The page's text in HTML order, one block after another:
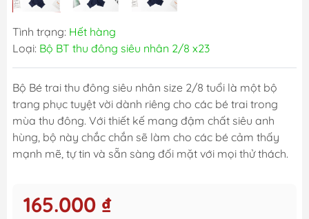
Tình trạng: Hết hàng
Loại: Bộ BT thu đông siêu nhân 2/8 x23
Bộ Bé trai thu đông siêu nhân size 2/8 tuổi là một bộ
trang phục tuyệt vời dành riêng cho các bé trai trong
mùa thu đông. Với thiết kế mang đậm chất siêu anh
hùng, bộ này chắc chắn sẽ làm cho các bé cảm thấy
mạnh mẽ, tự tin và sẵn sàng đối mặt với mọi thử thách.
165.000 ₫